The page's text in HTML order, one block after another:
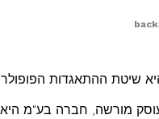
שיטת ההתאגדות
מורשה, חברה בע"מ